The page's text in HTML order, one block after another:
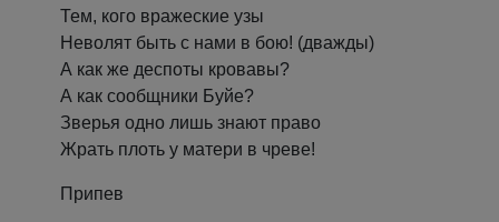
Тем, кого вражеские узы
Неволят быть с нами в бою! (дважды)
А как же деспоты кровавы?
А как сообщники Буйе?
Зверья одно лишь знают право
Жрать плоть у матери в чреве!
Припев